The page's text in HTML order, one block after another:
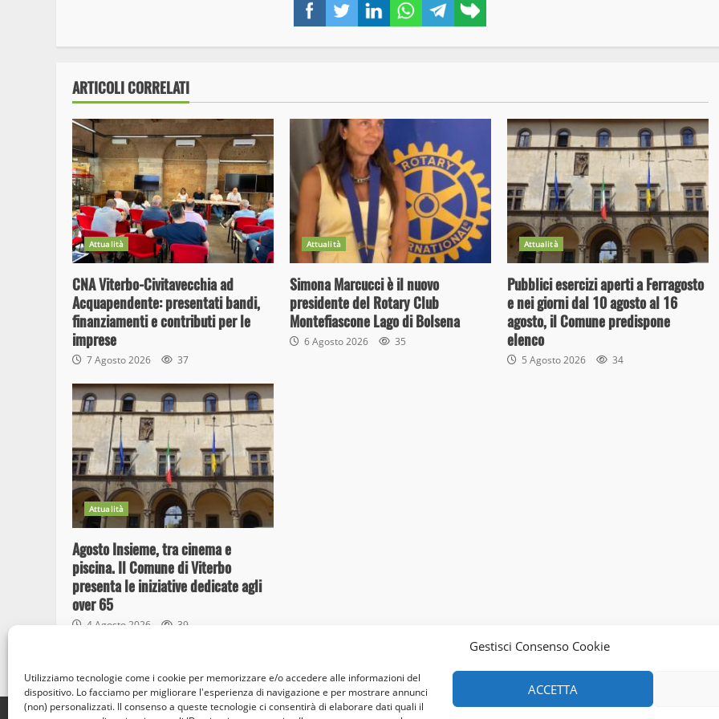
Gestisci Consenso Cookie
Utilizziamo tecnologie come i cookie per memorizzare e/o accedere alle informazioni del
dispositivo. Lo facciamo per migliorare l'esperienza di navigazione e per mostrare annunci
(non) personalizzati. Il consenso a queste tecnologie ci consentirà di elaborare dati quali il
ACCETTA
link
ARTICOLI CORRELATI
Attualità
CNA Viterbo-Civitavecchia ad
Acquapendente: presentati bandi,
finanziamenti e contributi per le
imprese
7 Agosto 2026 37
Attualità
Simona Marcucci è il nuovo
presidente del Rotary Club
Montefiascone Lago di Bolsena
6 Agosto 2026 35
Attualità
Pubblici esercizi aperti a Ferragosto
e nei giorni dal 10 agosto al 16
agosto, il Comune predispone
elenco
5 Agosto 2026 34
Attualità
Agosto Insieme, tra cinema e
piscina. Il Comune di Viterbo
presenta le iniziative dedicate agli
over 65
4 Agosto 2026 39